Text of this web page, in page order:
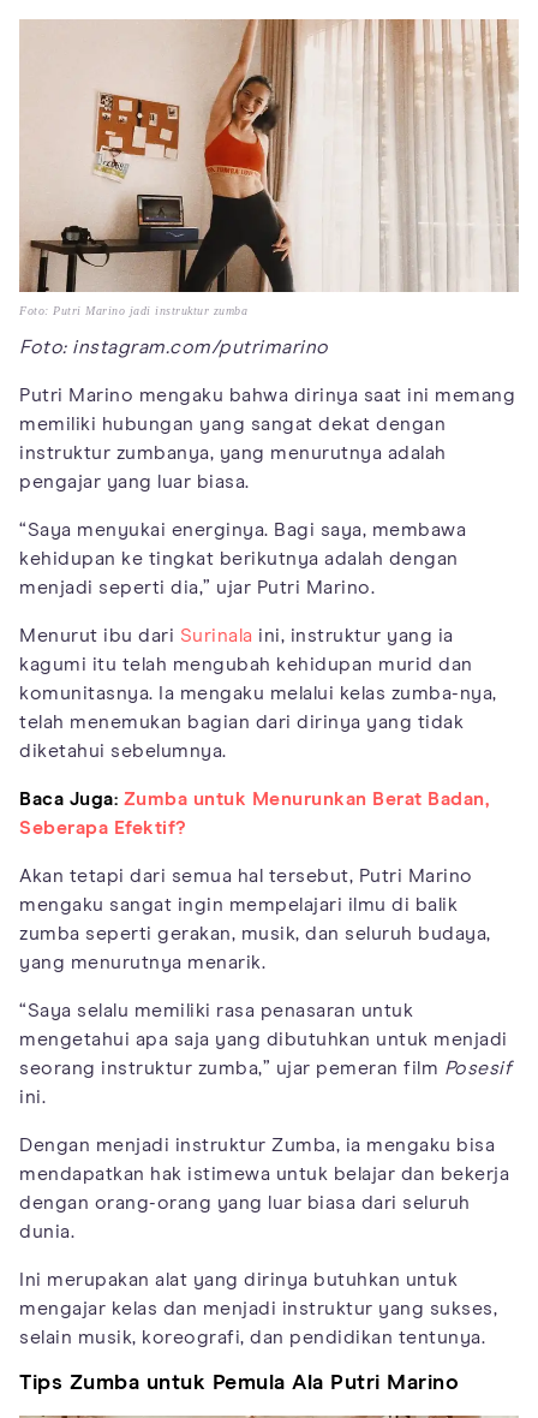
Foto: Putri Marino jadi instruktur zumba
Foto: instagram.com/putrimarino
Putri Marino mengaku bahwa dirinya saat ini memang
memiliki hubungan yang sangat dekat dengan
instruktur zumbanya, yang menurutnya adalah
pengajar yang luar biasa.
“Saya menyukai energinya. Bagi saya, membawa
kehidupan ke tingkat berikutnya adalah dengan
menjadi seperti dia,” ujar Putri Marino.
Menurut ibu dari Surinala ini, instruktur yang ia
kagumi itu telah mengubah kehidupan murid dan
komunitasnya. Ia mengaku melalui kelas zumba-nya,
telah menemukan bagian dari dirinya yang tidak
diketahui sebelumnya.
Baca Juga: Zumba untuk Menurunkan Berat Badan,
Seberapa Efektif?
Akan tetapi dari semua hal tersebut, Putri Marino
mengaku sangat ingin mempelajari ilmu di balik
zumba seperti gerakan, musik, dan seluruh budaya,
yang menurutnya menarik.
“Saya selalu memiliki rasa penasaran untuk
mengetahui apa saja yang dibutuhkan untuk menjadi
seorang instruktur zumba,” ujar pemeran film Posesif
ini.
Dengan menjadi instruktur Zumba, ia mengaku bisa
mendapatkan hak istimewa untuk belajar dan bekerja
dengan orang-orang yang luar biasa dari seluruh
dunia.
Ini merupakan alat yang dirinya butuhkan untuk
mengajar kelas dan menjadi instruktur yang sukses,
selain musik, koreografi, dan pendidikan tentunya.
Tips Zumba untuk Pemula Ala Putri Marino